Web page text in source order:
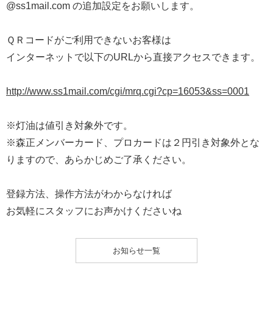
@ss1mail.com の追加設定をお願いします。
ＱＲコードがご利用できないお客様は
インターネットで以下のURLから直接アクセスできます。
http://www.ss1mail.com/cgi/mrq.cgi?cp=16053&ss=0001
※灯油は値引き対象外です。
※森正メンバーカード、プロカードは２円引き対象外とな
りますので、あらかじめご了承ください。
登録方法、操作方法がわからなければ
お気軽にスタッフにお声かけくださいね
お知らせ一覧